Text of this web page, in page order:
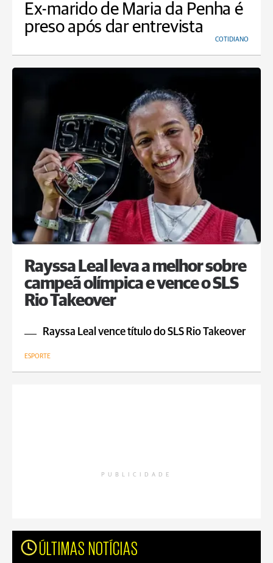
Ex-marido de Maria da Penha é
preso após dar entrevista
COTIDIANO
Rayssa Leal leva a melhor sobre
campeã olímpica e vence o SLS
Rio Takeover
Rayssa Leal vence título do SLS Rio Takeover
ESPORTE
PUBLICIDADE
ÚLTIMAS NOTÍCIAS